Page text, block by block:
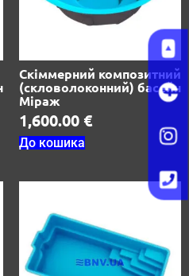
Скіммерний композитний
(скловолоконний) басейн
Міраж
1,600.00 €
До кошика